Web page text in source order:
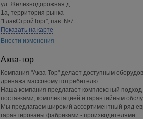
ул. Железнодорожная д.
1а, территория рынка
"ГлавСтройТорг", пав. №7
Показать на карте
Внести изменения
Аква-тор
Компания "Аква-Тор" делает доступным
дренажа массовому потребителю.
Наша компания предлагает комплексный
поставками, комплектацией и гарантийным
Мы предлагаем широкий ассортиментный ряд
гарантированы фабриками - производителями.